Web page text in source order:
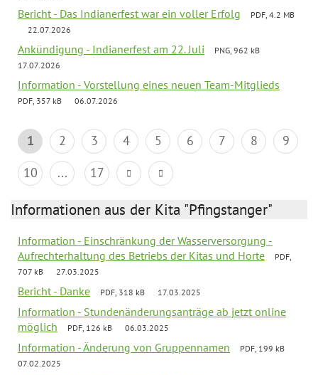
Bericht - Das Indianerfest war ein voller Erfolg
PDF, 4.2 MB
22.07.2026
Ankündigung - Indianerfest am 22. Juli
PNG, 962 kB
17.07.2026
Information - Vorstellung eines neuen Team-Mitglieds
PDF, 357 kB 06.07.2026
1 2 3 4 5 6 7 8
9
10
... 17
Informationen aus der Kita "Pfingstanger"
Information - Einschränkung der Wasserversorgung -
Aufrechterhaltung des Betriebs der Kitas und Horte
PDF,
707 kB
27.03.2025
Bericht - Danke PDF, 318 kB 17.03.2025
Information - Stundenänderungsanträge ab jetzt online
möglich
PDF, 126 kB 06.03.2025
Information - Änderung von Gruppennamen
PDF, 199 kB
07.02.2025